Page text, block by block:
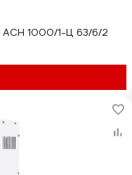
АСН 1000/1-Ц 63/6/2